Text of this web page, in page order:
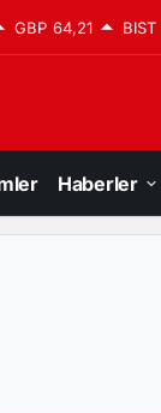
GBP 64,21 BIST
Haberler